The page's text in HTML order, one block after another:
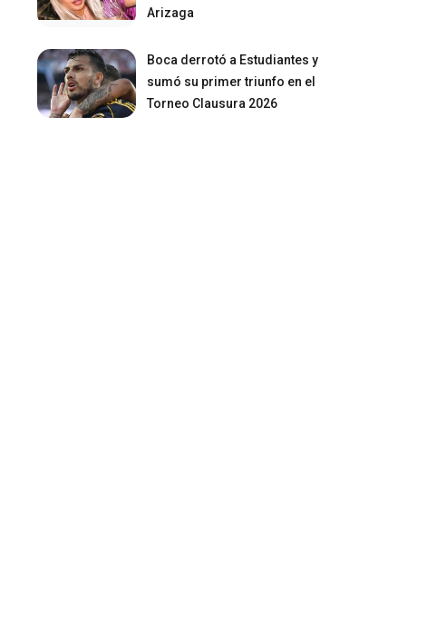
Arizaga
Boca derrotó a Estudiantes y
sumó su primer triunfo en el
Torneo Clausura 2026